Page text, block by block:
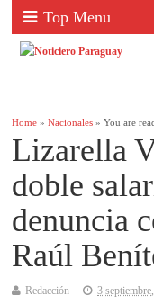
Top Menu
Home »Nacionales » You are
Lizarella
doble
denuncia
Raúl
Redacción 3